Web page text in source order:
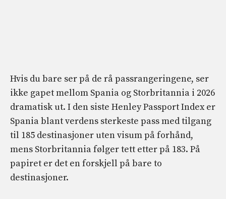
Hvis du bare ser på de rå passrangeringene, ser
ikke gapet mellom Spania og Storbritannia i 2026
dramatisk ut. I den siste Henley Passport Index er
Spania blant verdens sterkeste pass med tilgang
til 185 destinasjoner uten visum på forhånd,
mens Storbritannia følger tett etter på 183. På
papiret er det en forskjell på bare to
destinasjoner.